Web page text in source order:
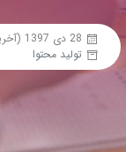
28 دی 1397 (آخرین
تولید محتوا